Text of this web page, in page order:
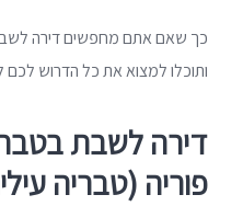
כך שאם אתם מחפשים דירה
ותוכלו למצוא את כל הדרוש
דירה לשבת
פוריה (טבריה